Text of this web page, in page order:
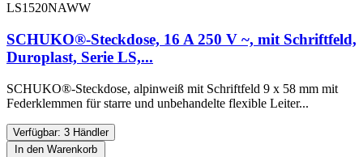
LS1520NAWW
SCHUKO®-Steckdose, 16 A 250 V ~, mit Schriftfeld,
Duroplast, Serie LS,...
SCHUKO®-Steckdose, alpinweiß mit Schriftfeld 9 x 58 mm mit
Federklemmen für starre und unbehandelte flexible Leiter...
Verfügbar: 3 Händler
In den Warenkorb